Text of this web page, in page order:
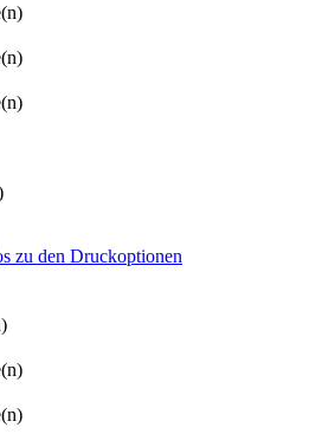
zu den Druckoptionen